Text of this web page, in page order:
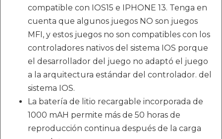
compatible con IOS15 e IPHONE 13. Tenga en
cuenta que algunos juegos NO son juegos
MFI, y estos juegos no son compatibles con los
controladores nativos del sistema IOS porque
el desarrollador del juego no adaptó el juego
a la arquitectura estándar del controlador. del
sistema IOS.
La batería de litio recargable incorporada de
1000 mAH permite más de 50 horas de
reproducción continua después de la carga